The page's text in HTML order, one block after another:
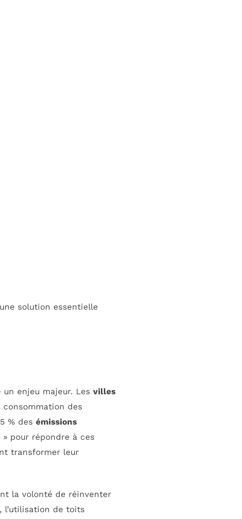
solution essentielle
un enjeu majeur. Les villes
des
% des émissions
» pour répondre à ces
transformer leur
la volonté de réinventer
l’utilisation de toits